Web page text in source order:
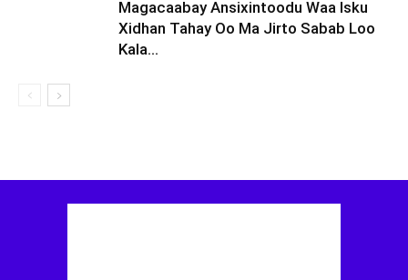
Magacaabay Ansixintoodu Waa Isku
Xidhan Tahay Oo Ma Jirto Sabab Loo
Kala...